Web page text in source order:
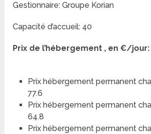
Gestionnaire: Groupe Korian
Capacité d’accueil: 40
Prix de l’hébergement , en €/jour:
Prix hébergement permanent
77.6
Prix hébergement permanent
64.8
Prix hébergement permanent